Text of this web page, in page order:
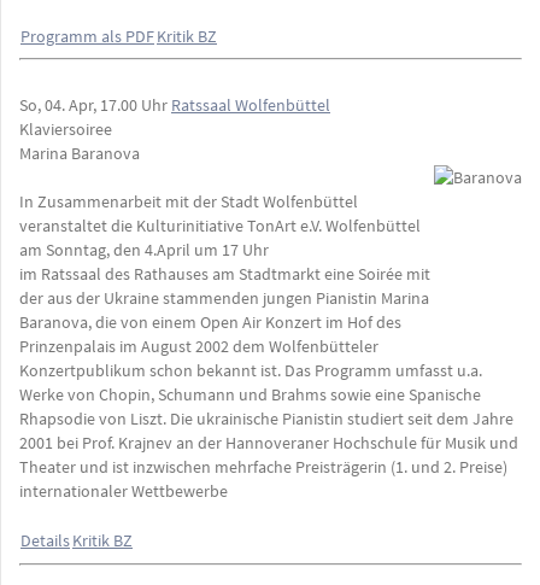
Programm als PDFKritik BZ
So, 04. Apr, 17.00 Uhr Ratssaal Wolfenbüttel
Klaviersoiree
Marina Baranova
In Zusammenarbeit mit der Stadt Wolfenbüttel
veranstaltet die Kulturinitiative TonArt e.V. Wolfenbüttel
am Sonntag, den 4.April um 17 Uhr
im Ratssaal des Rathauses am Stadtmarkt eine Soirée mit
der aus der Ukraine stammenden jungen Pianistin Marina
Baranova, die von einem Open Air Konzert im Hof des
Prinzenpalais im August 2002 dem Wolfenbütteler
Konzertpublikum schon bekannt ist. Das Programm umfasst u.a.
Werke von Chopin, Schumann und Brahms sowie eine Spanische
Rhapsodie von Liszt. Die ukrainische Pianistin studiert seit dem Jahre
2001 bei Prof. Krajnev an der Hannoveraner Hochschule für Musik und
Theater und ist inzwischen mehrfache Preisträgerin (1. und 2. Preise)
internationaler Wettbewerbe
DetailsKritik BZ